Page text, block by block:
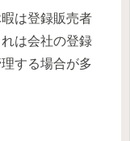
は登録販売者
は会社の登録
する場合が多